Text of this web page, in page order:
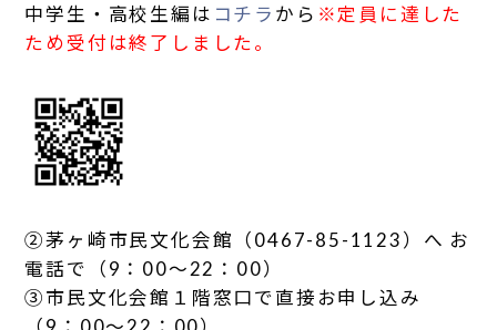
中学生・高校生編は コチラ から ※定員に達した
ため受付は終了しました。
②茅ヶ崎市民文化会館（0467-85-1123）へ お
電話で（9：00～22：00）
③市民文化会館１階窓口で直接お申し込み